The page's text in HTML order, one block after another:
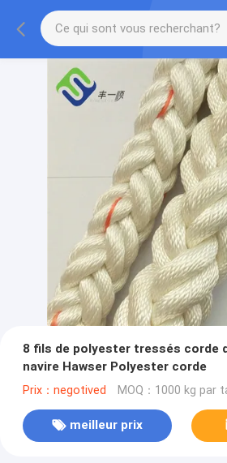
8 fils de polyester tressés corde
navire Hawser Polyester corde
Prix：negotived MOQ：1000 kg par
meilleur prix